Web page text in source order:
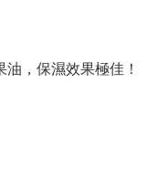
，保濕效果極佳！